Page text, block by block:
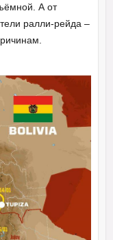
А от
ралли-рейда –